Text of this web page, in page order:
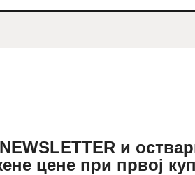
и
цене при првој